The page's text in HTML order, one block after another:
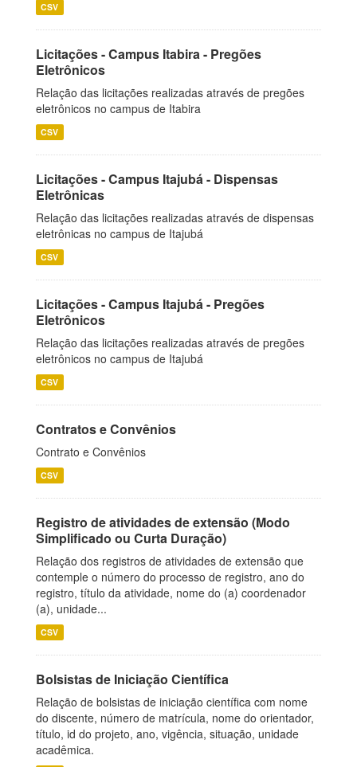
CSV
Licitações - Campus Itabira - Pregões
Eletrônicos
Relação das licitações realizadas através de pregões
eletrônicos no campus de Itabira
CSV
Licitações - Campus Itajubá - Dispensas
Eletrônicas
Relação das licitações realizadas através de dispensas
eletrônicas no campus de Itajubá
CSV
Licitações - Campus Itajubá - Pregões
Eletrônicos
Relação das licitações realizadas através de pregões
eletrônicos no campus de Itajubá
CSV
Contratos e Convênios
Contrato e Convênios
CSV
Registro de atividades de extensão (Modo
Simplificado ou Curta Duração)
Relação dos registros de atividades de extensão que
contemple o número do processo de registro, ano do
registro, título da atividade, nome do (a) coordenador
(a), unidade...
CSV
Bolsistas de Iniciação Científica
Relação de bolsistas de iniciação científica com nome
do discente, número de matrícula, nome do orientador,
título, id do projeto, ano, vigência, situação, unidade
acadêmica.